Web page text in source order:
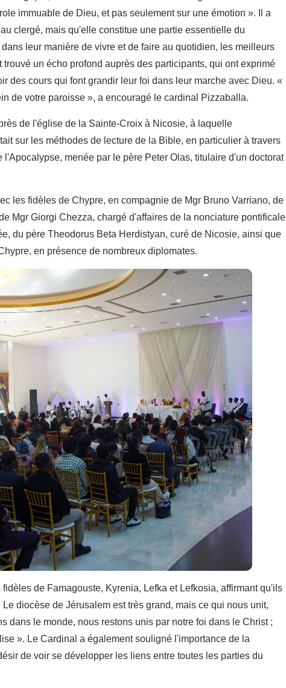
immuable de Dieu, et pas seulement sur une émotion ». Il a
clergé, mais qu'elle constitue une partie essentielle du
leur manière de vivre et de faire au quotidien, les meilleurs
un écho profond auprès des participants, qui ont exprimé
des cours qui font grandir leur foi dans leur marche avec Dieu. «
de votre paroisse », a encouragé le cardinal Pizzaballa.
de l'église de la Sainte-Croix à Nicosie, à laquelle
sur les méthodes de lecture de la Bible, en particulier à travers
menée par le père Peter Olas, titulaire d'un doctorat
les fidèles de Chypre, en compagnie de Mgr Bruno Varriano, de
Mgr Giorgi Chezza, chargé d'affaires de la nonciature pontificale
du père Theodorus Beta Herdistyan, curé de Nicosie, ainsi que
en présence de nombreux diplomates.
de Famagouste, Kyrenia, Lefka et Lefkosia, affirmant qu'ils
diocèse de Jérusalem est très grand, mais ce qui nous unit,
le monde, nous restons unis par notre foi dans le Christ ;
». Le Cardinal a également souligné l'importance de la
de voir se développer les liens entre toutes les parties du